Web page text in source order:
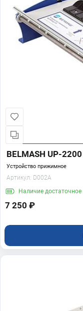
BELMASH UP-2200
Устройство прижимное
Артикул: D002A
Наличие достаточное
7 250 ₽